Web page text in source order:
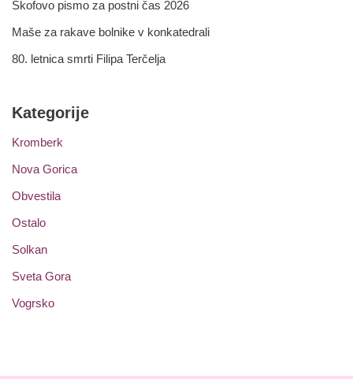
Škofovo pismo za postni čas 2026
Maše za rakave bolnike v konkatedrali
80. letnica smrti Filipa Terčelja
Kategorije
Kromberk
Nova Gorica
Obvestila
Ostalo
Solkan
Sveta Gora
Vogrsko